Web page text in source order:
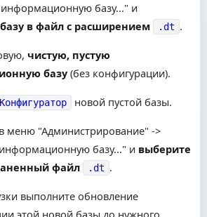
информационную базу..." и
в файл с расширением
.dt .
чистую, пустую
базу (без конфигурации).
Конфигуратор новой пустой базы.
меню "Администрирование" ->
базу..." и выберите
файл
.dt .
выполните обновление
этой новой базы до нужного